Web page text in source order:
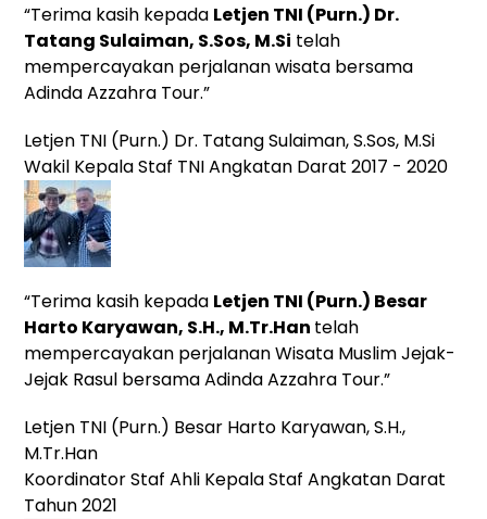
“Terima kasih kepada Letjen TNI (Purn.) Dr.
Tatang Sulaiman, S.Sos, M.Si telah
mempercayakan perjalanan wisata bersama
Adinda Azzahra Tour.”
Letjen TNI (Purn.) Dr. Tatang Sulaiman, S.Sos, M.Si
Wakil Kepala Staf TNI Angkatan Darat 2017 - 2020
“Terima kasih kepada Letjen TNI (Purn.) Besar
Harto Karyawan, S.H., M.Tr.Han telah
mempercayakan perjalanan Wisata Muslim Jejak-
Jejak Rasul bersama Adinda Azzahra Tour.”
Letjen TNI (Purn.) Besar Harto Karyawan, S.H.,
M.Tr.Han
Koordinator Staf Ahli Kepala Staf Angkatan Darat
Tahun 2021